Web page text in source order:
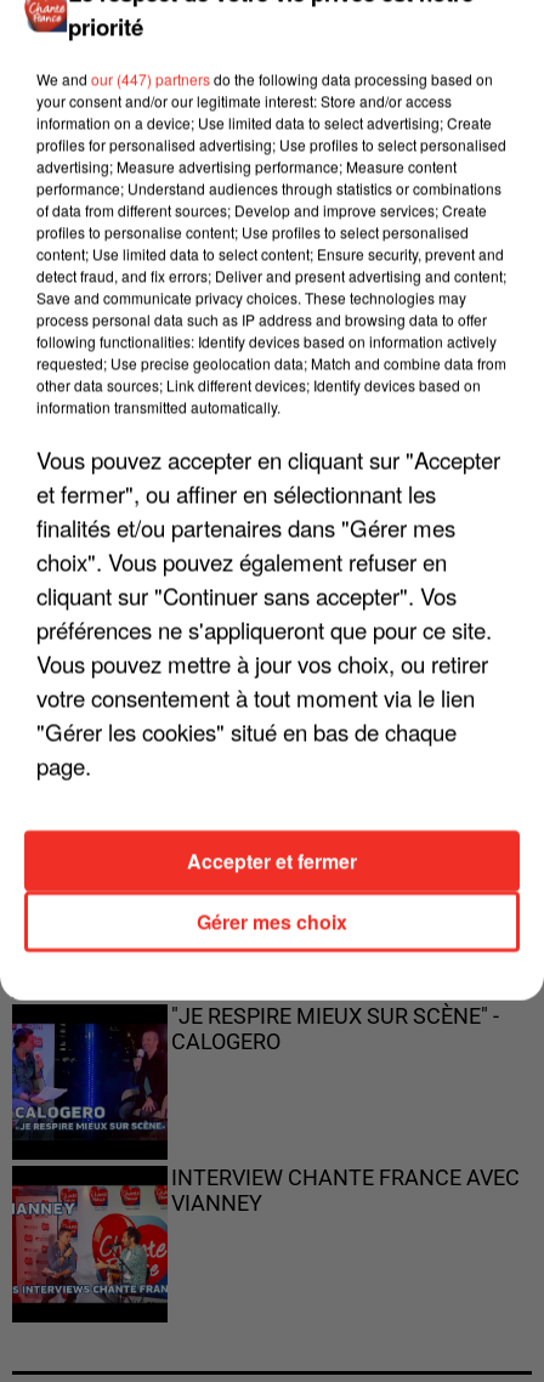
FRANCE
"JE SUIS À DISPOSITION DES
ENFOIRÉS"
"ON A TOUS LE TRAC"
"ON N'EST PAS DES PARENTS
PARFAITS"
"JE RESPIRE MIEUX SUR SCÈNE" -
CALOGERO
INTERVIEW CHANTE FRANCE AVEC
VIANNEY
priorité
We and our (447) partnersdo the following data processing based on
your consent and/or our legitimate interest: Store and/or access
information on a device; Use limited data to select advertising; Create
profiles for personalised advertising; Use profiles to select personalised
advertising; Measure advertising performance; Measure content
performance; Understand audiences through statistics or combinations
of data from different sources; Develop and improve services; Create
profiles to personalise content; Use profiles to select personalised
content; Use limited data to select content; Ensure security, prevent and
detect fraud, and fix errors; Deliver and present advertising and content;
Save and communicate privacy choices. These technologies may
process personal data such as IP address and browsing data to offer
following functionalities: Identify devices based on information actively
requested; Use precise geolocation data; Match and combine data from
other data sources; Link different devices; Identify devices based on
information transmitted automatically.
Vous pouvez accepter en cliquant sur "Accepter
et fermer", ou affiner en sélectionnant les
finalités et/ou partenaires dans "Gérer mes
choix". Vous pouvez également refuser en
cliquant sur "Continuer sans accepter". Vos
préférences ne s'appliqueront que pour ce site.
Vous pouvez mettre à jour vos choix, ou retirer
votre consentement à tout moment via le lien
"Gérer les cookies" situé en bas de chaque
page.
Gérer mes choix
Accepter et fermer